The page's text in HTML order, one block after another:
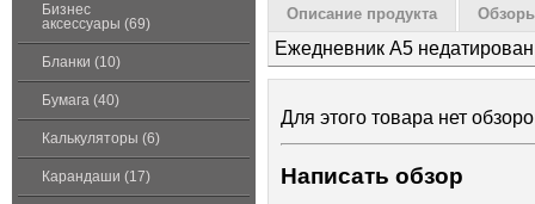
Бизнес
аксессуары (69)
Бланки (10)
Бумага (40)
Калькуляторы (6)
Карандаши (17)
Описание продукта
Ежедневник А5
Для этого товара нет
Написать обзор